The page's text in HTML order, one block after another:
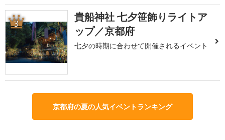
3
貴船神社 七夕笹飾りライトア
ップ／京都府
七夕の時期に合わせて開催されるイベント
京都府の夏の人気イベントランキング